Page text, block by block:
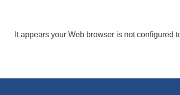
It appears your Web browser is not configured